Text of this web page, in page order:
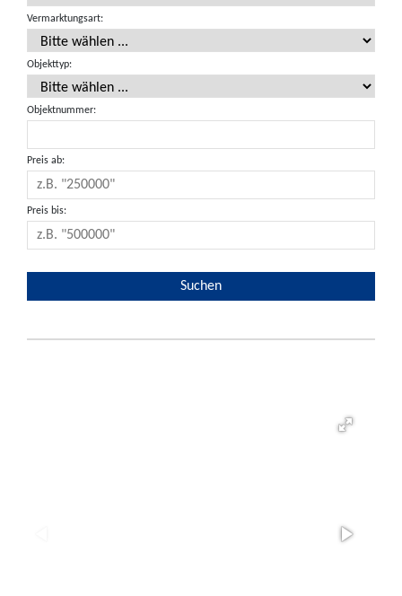
Vermarktungsart:
Objekttyp:
Objektnummer:
Preis ab:
Preis bis: